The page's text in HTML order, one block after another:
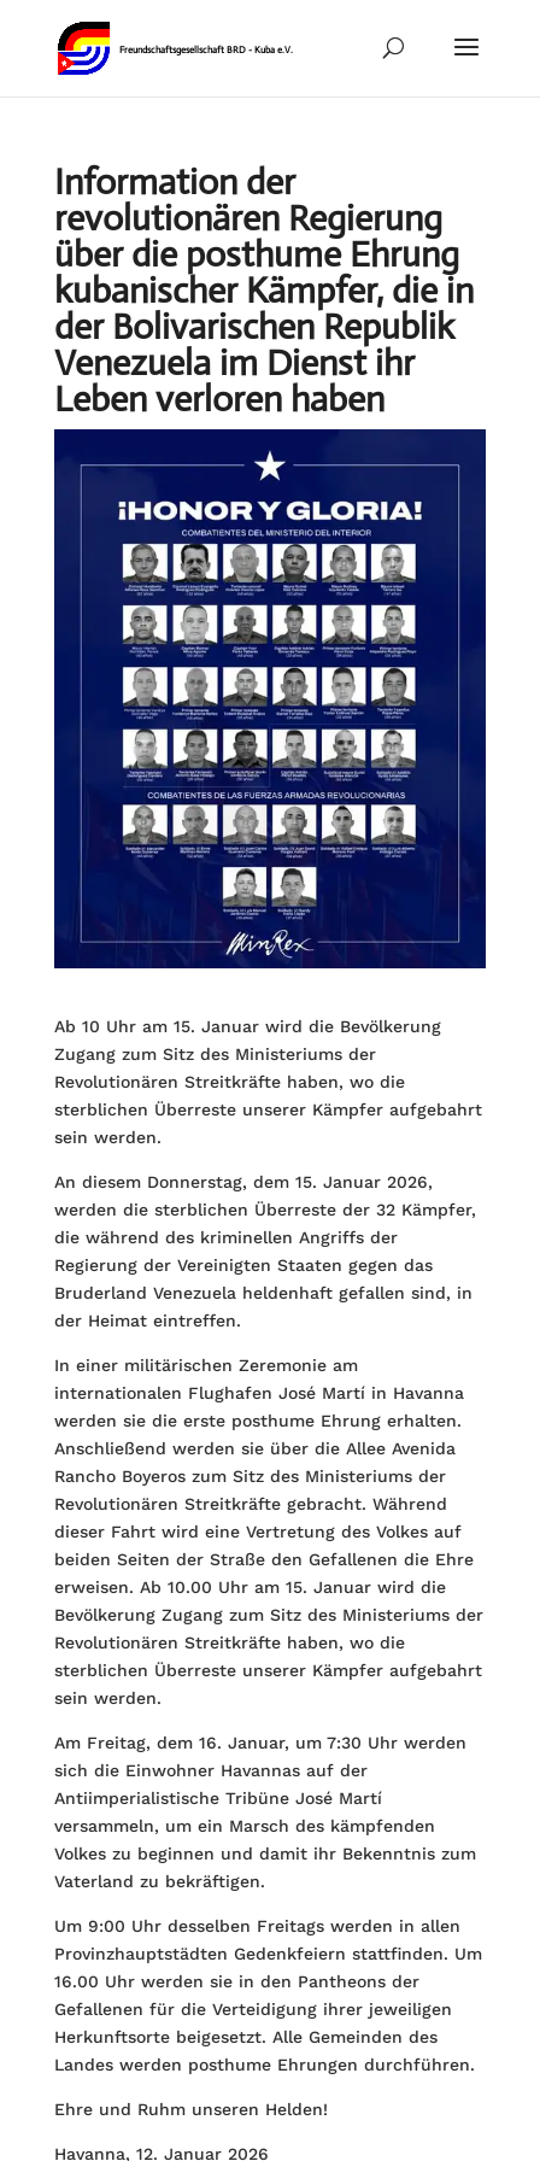
Information der
revolutionären Regierung
über die posthume Ehrung
kubanischer Kämpfer, die in
der Bolivarischen Republik
Venezuela im Dienst ihr
Leben verloren haben
Ab 10 Uhr am 15. Januar wird die Bevölkerung
Zugang zum Sitz des Ministeriums der
Revolutionären Streitkräfte haben, wo die
sterblichen Überreste unserer Kämpfer aufgebahrt
sein werden.
An diesem Donnerstag, dem 15. Januar 2026,
werden die sterblichen Überreste der 32 Kämpfer,
die während des kriminellen Angriffs der
Regierung der Vereinigten Staaten gegen das
Bruderland Venezuela heldenhaft gefallen sind, in
der Heimat eintreffen.
In einer militärischen Zeremonie am
internationalen Flughafen José Martí in Havanna
werden sie die erste posthume Ehrung erhalten.
Anschließend werden sie über die Allee Avenida
Rancho Boyeros zum Sitz des Ministeriums der
Revolutionären Streitkräfte gebracht. Während
dieser Fahrt wird eine Vertretung des Volkes auf
beiden Seiten der Straße den Gefallenen die Ehre
erweisen. Ab 10.00 Uhr am 15. Januar wird die
Bevölkerung Zugang zum Sitz des Ministeriums der
Revolutionären Streitkräfte haben, wo die
sterblichen Überreste unserer Kämpfer aufgebahrt
sein werden.
Am Freitag, dem 16. Januar, um 7:30 Uhr werden
sich die Einwohner Havannas auf der
Antiimperialistische Tribüne José Martí
versammeln, um ein Marsch des kämpfenden
Volkes zu beginnen und damit ihr Bekenntnis zum
Vaterland zu bekräftigen.
Um 9:00 Uhr desselben Freitags werden in allen
Provinzhauptstädten Gedenkfeiern stattfinden. Um
16.00 Uhr werden sie in den Pantheons der
Gefallenen für die Verteidigung ihrer jeweiligen
Herkunftsorte beigesetzt. Alle Gemeinden des
Landes werden posthume Ehrungen durchführen.
Ehre und Ruhm unseren Helden!
Havanna, 12. Januar 2026